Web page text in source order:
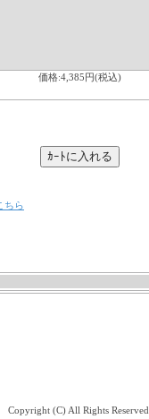
価格:4,385円(税込)
ちら
Copyright (C) All Rights Reserved.